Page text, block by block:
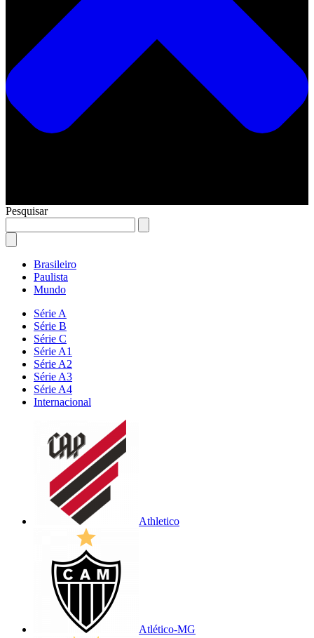
Pesquisar
Brasileiro
Paulista
Mundo
Série A
Série B
Série C
Série A1
Série A2
Série A3
Série A4
Internacional
Athletico
Atlético-MG